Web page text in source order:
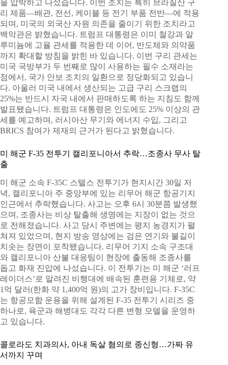
을 압박하고 나섰습니다. 이번 조치는 특히 브라질산 구
리 제품—배관, 전선, 케이블 등 전기 부품 전반—에 적용
되며, 미국의 외국산 자원 의존을 줄이기 위한 조치라고
백악관은 밝혔습니다. 트럼프 대통령은 이미 철강과 알
루미늄에 고율 관세를 적용한 데 이어, 반도체와 의약품
까지 확대할 방침을 밝힌 바 있습니다. 이번 구리 관세는
미국 국방부가 두 번째로 많이 사용하는 필수 소재라는
점에서, 국가 안보 조치의 일환으로 정당화되고 있습니
다. 아울러 미국 내에서 생산되는 고급 구리 스크랩의
25%는 반드시 자국 내에서 판매하도록 하는 지침도 함께
발표됐습니다. 트럼프 대통령은 인도에도 25% 이상의 관
세를 예고하며, 러시아산 무기와 에너지 수입, 그리고
BRICS 참여가 제재의 근거가 된다고 밝혔습니다.
미 해군 F-35 전투기 캘리포니아서 추락…조종사 무사 탈
출
미 해군 소속 F-35C 스텔스 전투기가 현지시간 30일 저
녁, 캘리포니아 주 중앙부에 있는 리무어 해군 항공기지
인근에서 추락했습니다. 사고는 오후 6시 30분쯤 발생했
으며, 조종사는 비상 탈출해 생명에는 지장이 없는 것으
로 전해졌습니다. 사고 당시 주변에는 평지 농경지가 펼
쳐져 있었으며, 현지 방송 영상에는 검은 연기와 불길이
치솟는 장면이 포착됐습니다. 리무어 기지 소속 구조대
와 캘리포니아 산불 대응팀이 현장에 출동해 조종사를
돕고 화재 진압에 나섰습니다. 이 전투기는 미 해군 ‘러프
레이더스’로 알려진 비행대에 배속된 훈련용 기체로, 약
1억 달러(한화 약 1,400억 원)의 고가 장비입니다. F-35C
는 항공모함 운용을 위해 설계된 F-35 전투기 시리즈 중
하나로, 육군과 해병대도 각각 다른 변형 모델을 운영하
고 있습니다.
콜로라도 치과의사, 아내 독살 혐의로 종신형…가짜 유
서까지 꾸며